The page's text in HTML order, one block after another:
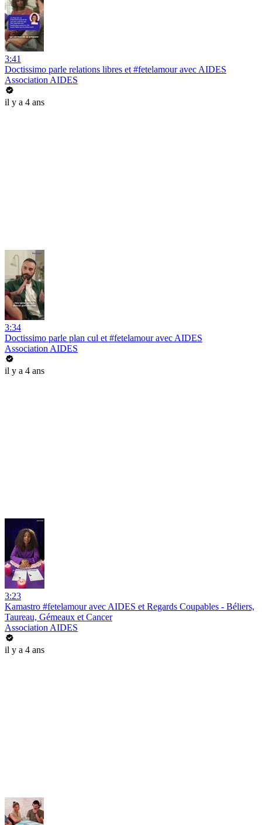
3:41
Doctissimo parle relations libres et #fetelamour avec AIDES
Association AIDES
il y a 4 ans
3:34
Doctissimo parle plan cul et #fetelamour avec AIDES
Association AIDES
il y a 4 ans
3:23
Kamastro #fetelamour avec AIDES et Regards Coupables - Béliers,
Taureau, Gémeaux et Cancer
Association AIDES
il y a 4 ans